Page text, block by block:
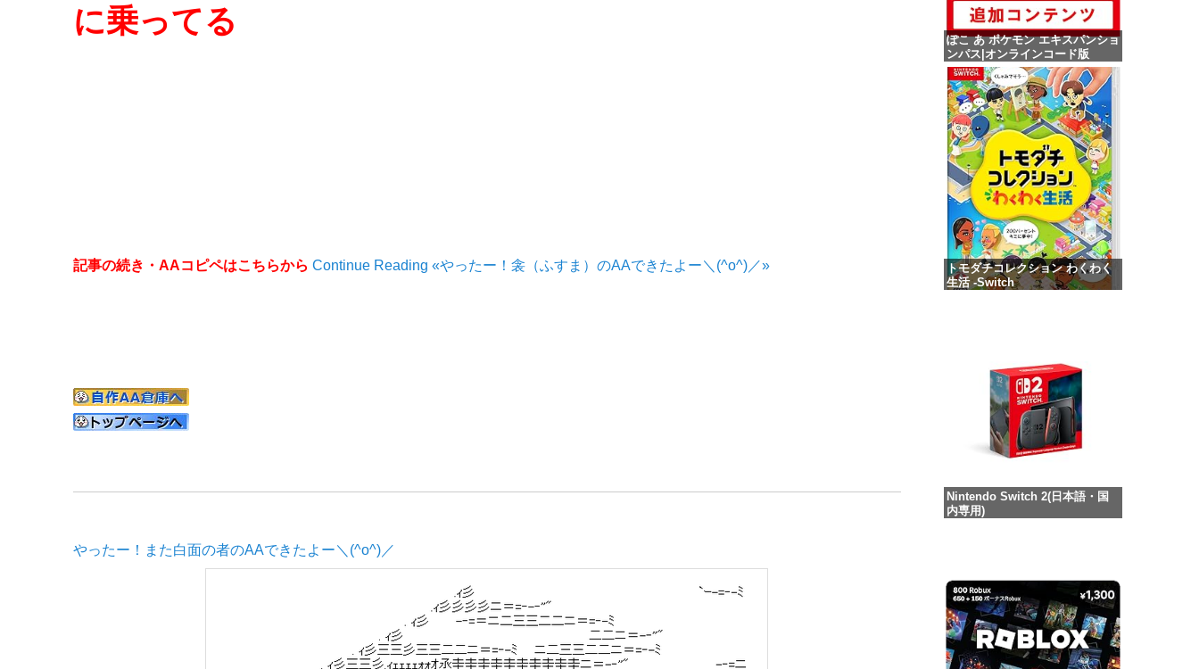
に乗ってる
記事の続き・AAコピペはこちらから Continue Reading «やったー！衾（ふすま）のAAできたよー＼(^o^)／»
やったー！また白面の者のAAできたよー＼(^o^)／
ぽこ あ ポケモン エキスパンショ
ンパス|オンラインコード版
価格：¥4,400
トモダチコレクション わくわく
生活 -Switch
Nintendo Switch 2(日本語・国
内専用)